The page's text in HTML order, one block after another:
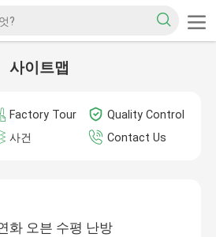
사이트맵
Factory Tour
Quality Control
사건 Contact Us
화 오븐 수평 난방